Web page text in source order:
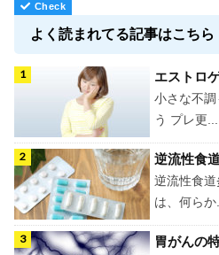
よく読まれてる記事はこちら
エストロ
小さな不
う プレ更...
逆流性食
逆流性食
は、何らか
胃がんの